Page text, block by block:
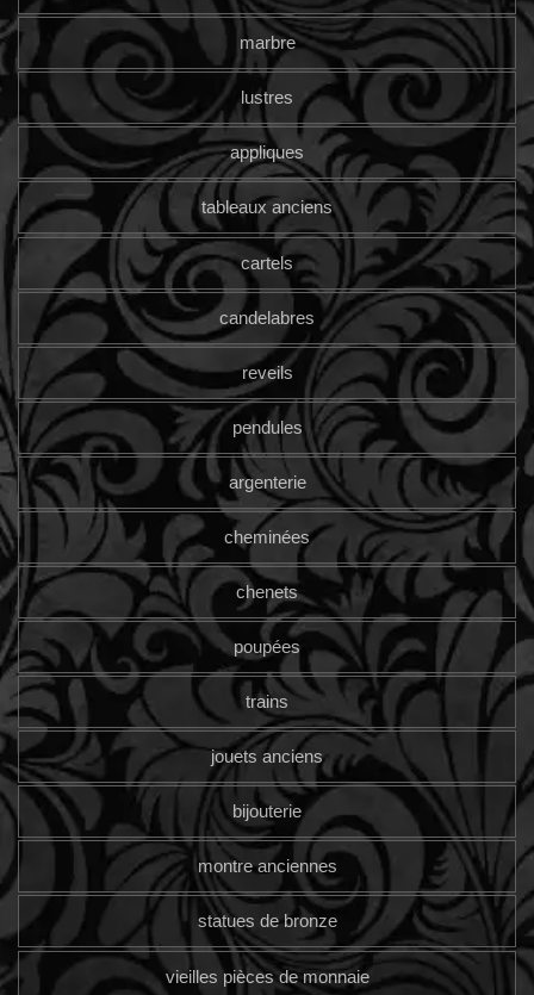
marbre
lustres
appliques
tableaux anciens
cartels
candelabres
reveils
pendules
argenterie
cheminées
chenets
poupées
trains
jouets anciens
bijouterie
montre anciennes
statues de bronze
vieilles pièces de monnaie